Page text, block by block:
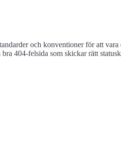
och konventioner för att
404-felsida som skickar rätt